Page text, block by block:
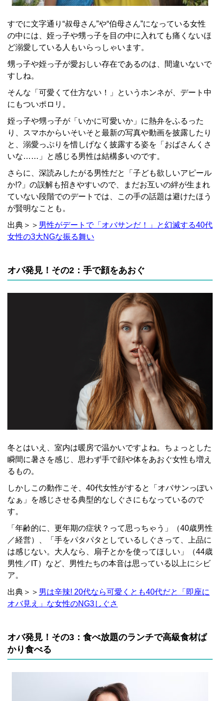
すでに文字通り“叔母さん”や“伯母さん”になっている女性
の中には、姪っ子や甥っ子を目の中に入れても痛くないほ
ど溺愛している人もいらっしゃいます。
甥っ子や姪っ子が愛おしい存在であるのは、間違いないで
すしね。
そんな「可愛くて仕方ない！」というホンネが、デート中
にもついポロリ。
姪っ子や甥っ子が「いかに可愛いか」に熱弁をふるった
り、スマホからいそいそと最新の写真や動画を披露したり
と、溺愛っぷりを惜しげなく披露する姿を「おばさんくさ
いな……」と感じる男性は結構多いのです。
さらに、深読みしたがる男性だと「子ども欲しいアピール
か!?」の誤解も招きやすいので、まだお互いの絆が生まれ
ていない段階でのデートでは、この手の話題は避けたほう
が賢明なことも。
出典＞＞ 男性がデートで「オバサンだ！」と幻滅する40代
女性の3大NGな振る舞い
オバ発見！その2：手で顔をあおぐ
冬とはいえ、室内は暖房で温かいですよね。ちょっとした
瞬間に暑さを感じ、思わず手で顔や体をあおぐ女性も増え
るもの。
しかしこの動作こそ、40代女性がすると「オバサンっぽい
なぁ」を感じさせる典型的なしぐさにもなっているので
す。
「年齢的に、更年期の症状？って思っちゃう」（40歳男性
／経営）、「手をパタパタとしているしぐさって、上品に
は感じない。大人なら、扇子とかを使ってほしい」（44歳
男性／IT）など、男性たちの本音は思っている以上にシビ
ア。
出典＞＞ 男は辛辣! 20代なら可愛くとも40代だと「即座に
オバ見え」な女性のNG3しぐさ
オバ発見！その3：食べ放題のランチで高級食材ば
かり食べる